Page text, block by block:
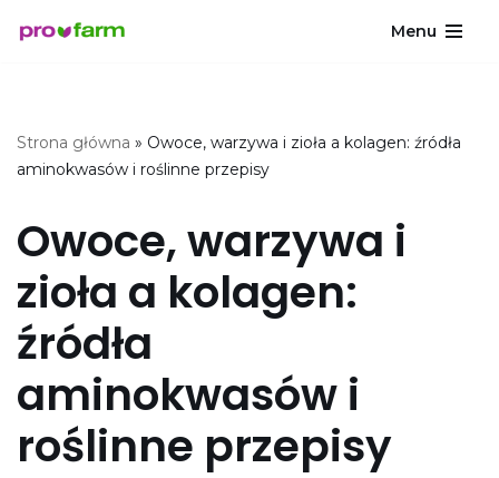
Menu
Strona główna » Owoce, warzywa i zioła a kolagen: źródła
aminokwasów i roślinne przepisy
Owoce, warzywa i
zioła a kolagen:
źródła
aminokwasów i
roślinne przepisy